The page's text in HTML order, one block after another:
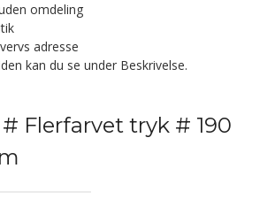
omdeling
adresse
kan du se under Beskrivelse.
Flerfarvet tryk # 190